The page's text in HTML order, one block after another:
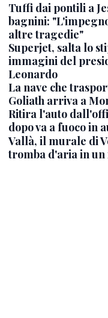
Tuffi dai pontili a
bagnini:
altre tragedie"
Superjet, salta lo
immagini del
Leonardo
La nave che
Goliath arriva a
Ritira l'auto
dopo va a fuoco in
Vallà, il murale di
tromba d'aria in